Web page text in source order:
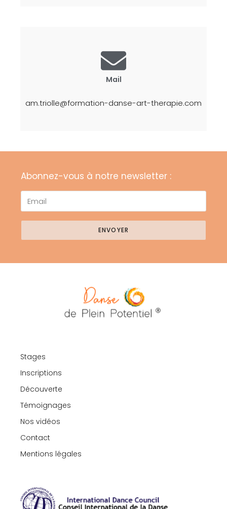
Mail
am.triolle@formation-danse-art-therapie.com
Abonnez-vous à notre newsletter :
ENVOYER
Stages
Inscriptions
Découverte
Témoignages
Nos vidéos
Contact
Mentions légales